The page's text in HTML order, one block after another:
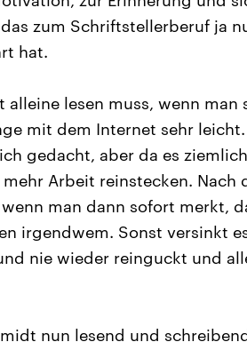
zum Schriftstellerberuf ja
hat.
alleine lesen muss, wenn man
mit dem Internet sehr
gedacht, aber da es
Arbeit reinstecken. Nach
man dann sofort merkt,
irgendwem. Sonst versinkt
nie wieder reinguckt und
nun lesend und